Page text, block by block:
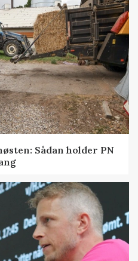
Sådan holder PN